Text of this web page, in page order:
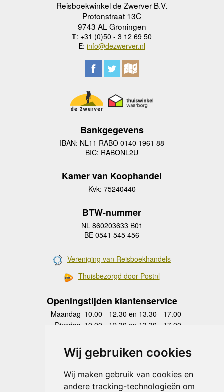
Wij gebruiken cookies
Wij maken gebruik van cookies en
andere tracking-technologieën om
Reisboekwinkel de Zwerver B.V.
Protonstraat 13C
9743 AL Groningen
T: +31 (0)50 - 3 12 69 50
E: info@dezwerver.nl
Bankgegevens
IBAN: NL11 RABO 0140 1961 88
BIC: RABONL2U
Kamer van Koophandel
Kvk: 75240440
BTW-nummer
NL 860203633 B01
BE 0541 545 456
Vereniging van Reisboekhandels
Thuisbezorgd door Postnl
Openingstijden klantenservice
Maandag 10.00 - 12.30 en 13.30 - 17.00
Dinsdag 10.00 - 12.30 en 13.30 - 17.00
Donderdag
10.00 - 12.30 en 13.30 - 17.00
Vrijdag 10.00 - 12.30 en 13.30 - 17.00
Zaterdag
gesloten
Zondag gesloten